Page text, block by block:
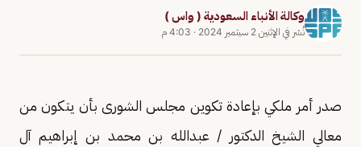
وكالة الأنباء السعودية ( واس )
نُشر في الإثنين 2 سبتمبر 2024 · 4:03 م
صدر أمر ملكي بإعادة تكوين مجلس الشورى بأن يتكون من
معالي الشيخ الدكتور / عبدالله بن محمد بن إبراهيم آل